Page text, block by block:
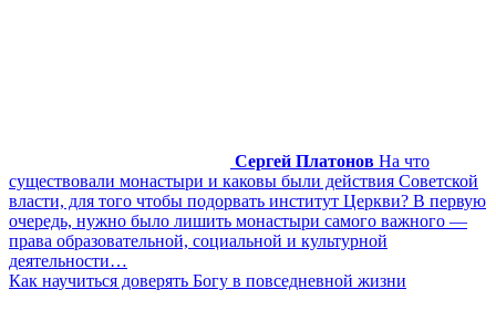
Сергей Платонов На что
существовали монастыри и каковы были действия Советской
власти, для того чтобы подорвать институт Церкви? В первую
очередь, нужно было лишить монастыри самого важного ―
права образовательной, социальной и культурной
деятельности…
Как научиться доверять Богу в повседневной жизни